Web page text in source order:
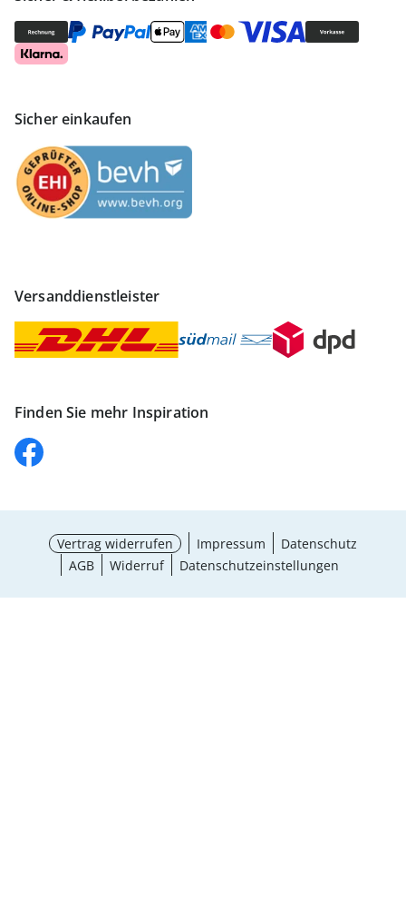
Sicher einkaufen
Versanddienstleister
Finden Sie mehr Inspiration
Vertrag widerrufen Impressum
Datenschutz
AGB
Widerruf Datenschutzeinstellungen